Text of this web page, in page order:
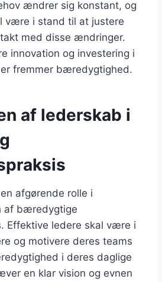
ændrer sig konstant, og
være i stand til at justere
med disse ændringer.
innovation og investering i
fremmer bæredygtighed.
af lederskab i
afgørende rolle i
af bæredygtige
Effektive ledere skal være i
og motivere deres teams
i deres daglige
en klar vision og evnen